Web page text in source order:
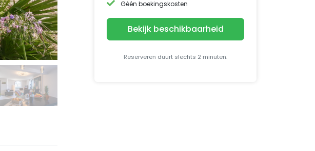
Géén boekingskosten
Bekijk beschikbaarheid
Reserveren duurt slechts 2 minuten.